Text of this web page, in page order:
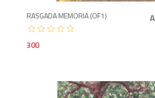
RASGADA MEMORIA (OF1)
300